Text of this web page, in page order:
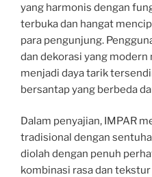
yang harmonis dengan
terbuka dan hangat
para pengunjung.
dan dekorasi yang
menjadi daya tarik
bersantap yang berbeda
Dalam penyajian, IMPAR
tradisional dengan
diolah dengan penuh
kombinasi rasa dan